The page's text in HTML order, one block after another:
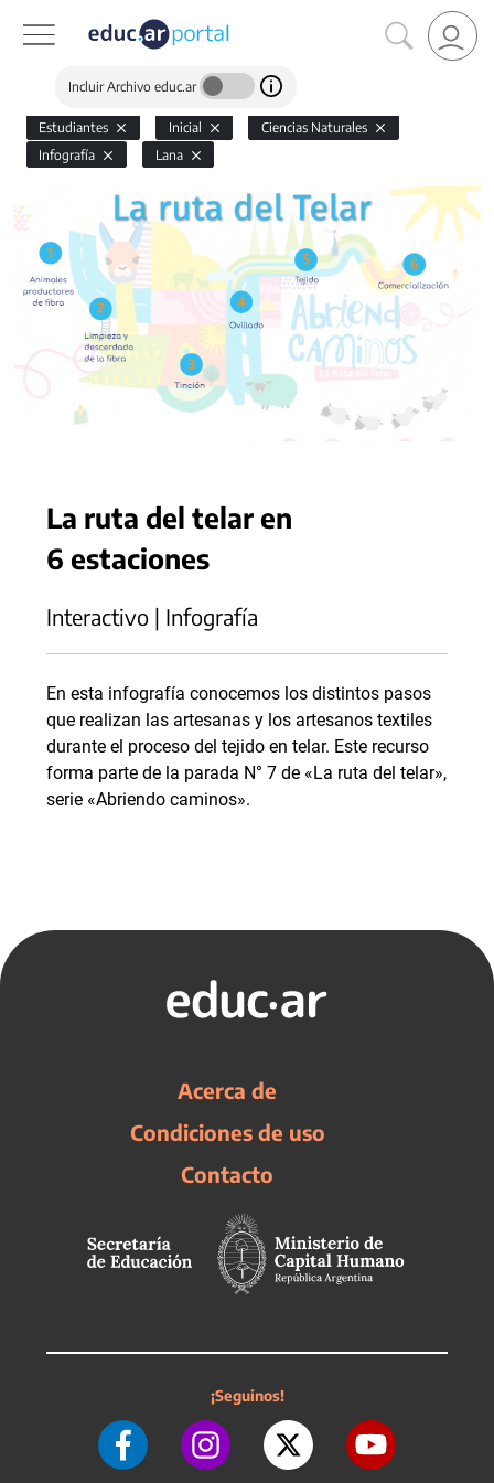
Incluir Archivo educ.ar
Estudiantes Inicial
Ciencias Naturales
Infografía
Lana
La ruta del telar en
6 estaciones
Interactivo | Infografía
En esta infografía conocemos los distintos pasos
que realizan las artesanas y los artesanos textiles
durante el proceso del tejido en telar. Este recurso
forma parte de la parada N° 7 de «La ruta del telar»,
serie «Abriendo caminos».
Acerca de
Condiciones de uso
Contacto
¡Seguinos!